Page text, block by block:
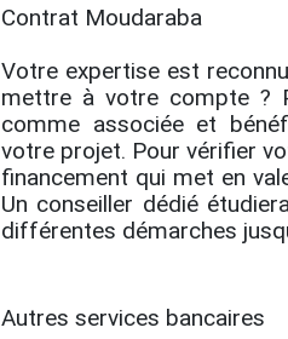
Contrat Moudaraba
Votre expertise est
mettre à votre compte ?
comme associée et
votre projet. Pour vérifier
financement qui met en
Un conseiller dédié
différentes démarches
Autres services bancaires